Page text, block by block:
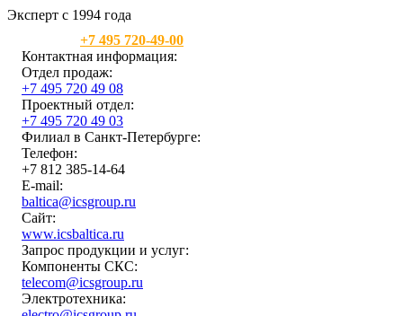
Эксперт с 1994 года
+7 495 720-49-00
Контактная информация:
Отдел продаж:
+7 495 720 49 08
Проектный отдел:
+7 495 720 49 03
Филиал в Санкт-Петербурге:
Телефон:
+7 812 385-14-64
E-mail:
baltica@icsgroup.ru
Сайт:
www.icsbaltica.ru
Запрос продукции и услуг:
Компоненты СКС:
telecom@icsgroup.ru
Электротехника: